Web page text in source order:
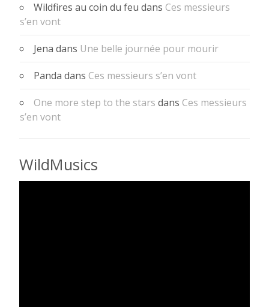
Wildfires au coin du feu dans Ces messieurs
s’en vont
Jena dans Une belle journée pour mourir
Panda dans Ces messieurs s’en vont
One more step to the stars dans Ces messieurs
s’en vont
WildMusics